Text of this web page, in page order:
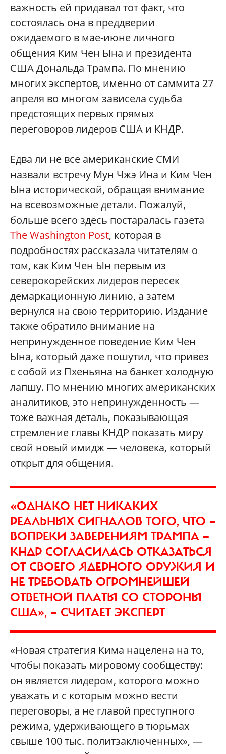
важность ей придавал тот факт, что
состоялась она в преддверии
ожидаемого в мае-июне личного
общения Ким Чен Ына и президента
США Дональда Трампа. По мнению
многих экспертов, именно от саммита 27
апреля во многом зависела судьба
предстоящих первых прямых
переговоров лидеров США и КНДР.
Едва ли не все американские СМИ
назвали встречу Мун Чжэ Ина и Ким Чен
Ына исторической, обращая внимание
на всевозможные детали. Пожалуй,
больше всего здесь постаралась газета
The Washington Post, которая в
подробностях рассказала читателям о
том, как Ким Чен Ын первым из
северокорейских лидеров пересек
демаркационную линию, а затем
вернулся на свою территорию. Издание
также обратило внимание на
непринужденное поведение Ким Чен
Ына, который даже пошутил, что привез
с собой из Пхеньяна на банкет холодную
лапшу. По мнению многих американских
аналитиков, это непринужденность —
тоже важная деталь, показывающая
стремление главы КНДР показать миру
свой новый имидж — человека, который
открыт для общения.
«ОДНАКО НЕТ НИКАКИХ
РЕАЛЬНЫХ СИГНАЛОВ ТОГО, ЧТО —
ВОПРЕКИ ЗАВЕРЕНИЯМ ТРАМПА —
КНДР СОГЛАСИЛАСЬ ОТКАЗАТЬСЯ
ОТ СВОЕГО ЯДЕРНОГО ОРУЖИЯ И
НЕ ТРЕБОВАТЬ ОГРОМНЕЙШЕЙ
ОТВЕТНОЙ ПЛАТЫ СО СТОРОНЫ
США», — СЧИТАЕТ ЭКСПЕРТ
«Новая стратегия Кима нацелена на то,
чтобы показать мировому сообществу:
он является лидером, которого можно
уважать и с которым можно вести
переговоры, а не главой преступного
режима, удерживающего в тюрьмах
свыше 100 тыс. политзаключенных», —